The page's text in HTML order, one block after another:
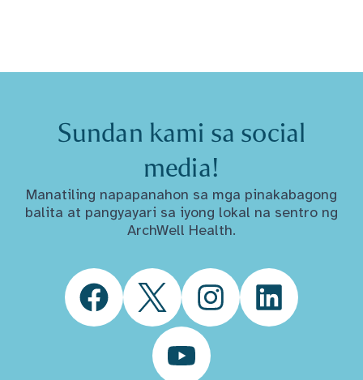
Sundan kami sa social
media!
Manatiling napapanahon sa mga pinakabagong
balita at pangyayari sa iyong lokal na sentro ng
ArchWell Health.
FacebookTwitter InstagramLinkedIn
YouTube